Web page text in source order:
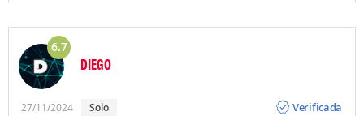
6.7
DIEGO
27/11/2024 Solo
Verificada